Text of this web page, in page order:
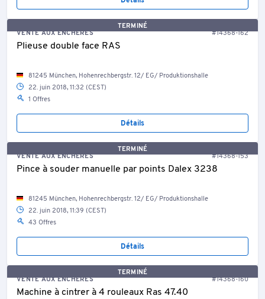
TERMINÉ
VENTE AUX ENCHÈRES
#14368-162
Plieuse double face RAS
81245 München, Hohenrechbergstr. 12/ EG/ Produktionshalle
22. juin 2018, 11:32 (CEST)
1 Offres
Détails
TERMINÉ
VENTE AUX ENCHÈRES
#14368-153
Pince à souder manuelle par points Dalex 3238
81245 München, Hohenrechbergstr. 12/ EG/ Produktionshalle
22. juin 2018, 11:39 (CEST)
43 Offres
Détails
TERMINÉ
VENTE AUX ENCHÈRES
#14368-160
Machine à cintrer à 4 rouleaux Ras 47.40